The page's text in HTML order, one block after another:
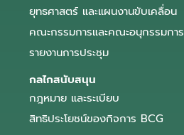
ยุทธศาสตร์ และแผนงานขับเคลื่อน
คณะกรรมการและคณะอนุกรรมการ
รายงานการประชุม
กลไกสนับสนุน
กฎหมาย และระเบียบ
สิทธิประโยชน์ของกิจการ BCG